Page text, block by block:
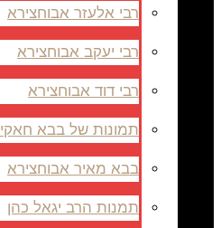
רבי אלעזר אבוחצירא
רבי יעקב אבוחצירא
רבי דוד אבוחצירא
תמונות של בבא חאקי
בבא מאיר אבוחצירא
תמנות הרב יגאל כהן